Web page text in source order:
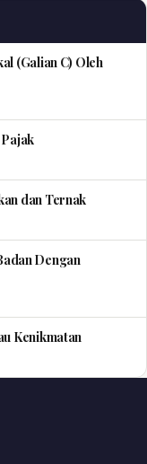
(Galian C) Oleh
dan Ternak
Dengan
Kenikmatan